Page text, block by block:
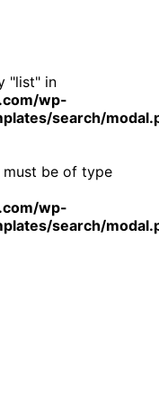
"list" in
wp-
search/
must be of type
wp-
search/